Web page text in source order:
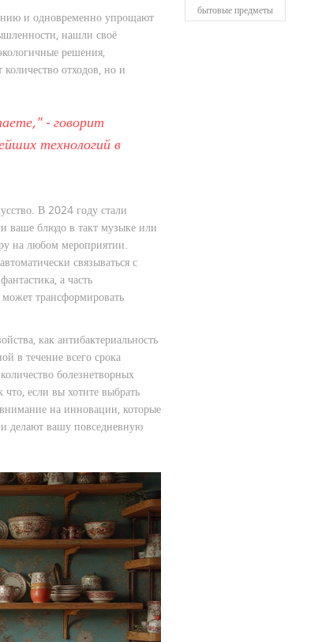
и одновременно упрощают
нашли своё
решения,
отходов, но и
- говорит
технологий в
В 2024 году стали
ваше блюдо в такт музыке или
на любом мероприятии.
связываться с
а часть
трансформировать
как антибактериальность
в течение всего срока
болезнетворных
если вы хотите выбрать
на инновации, которые
делают вашу повседневную
бытовые предметы